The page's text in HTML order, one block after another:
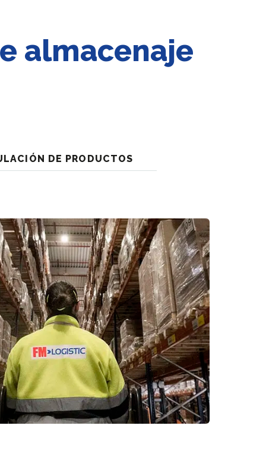
almacenaje
DE PRODUCTOS